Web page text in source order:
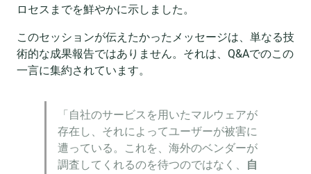
ロセスまでを鮮やかに示しました。
このセッションが伝えたかったメッセージは、単なる技
術的な成果報告ではありません。それは、Q&Aでのこの
一言に集約されています。
「自社のサービスを用いたマルウェアが
存在し、それによってユーザーが被害に
遭っている。これを、海外のベンダーが
調査してくれるのを待つのではなく、
自